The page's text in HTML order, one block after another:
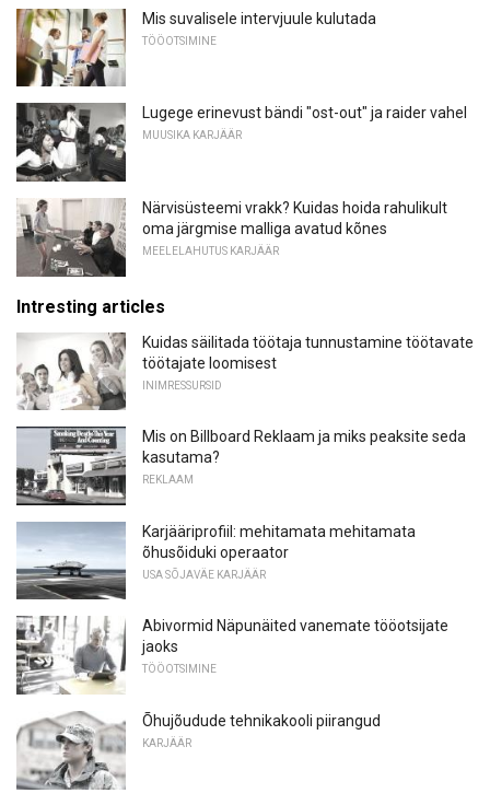
Mis suvalisele intervjuule kulutada
TÖÖOTSIMINE
Lugege erinevust bändi "ost-out" ja raider vahel
MUUSIKA KARJÄÄR
Närvisüsteemi vrakk? Kuidas hoida rahulikult
oma järgmise malliga avatud kõnes
MEELELAHUTUS KARJÄÄR
Intresting articles
Kuidas säilitada töötaja tunnustamine töötavate
töötajate loomisest
INIMRESSURSID
Mis on Billboard Reklaam ja miks peaksite seda
kasutama?
REKLAAM
Karjääriprofiil: mehitamata mehitamata
õhusõiduki operaator
USA SÕJAVÄE KARJÄÄR
Abivormid Näpunäited vanemate tööotsijate
jaoks
TÖÖOTSIMINE
Õhujõudude tehnikakooli piirangud
KARJÄÄR